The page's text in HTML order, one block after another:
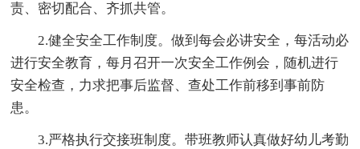
责、密切配合、齐抓共管。
2.健全安全工作制度。做到每会必讲安全，每活动必
进行安全教育，每月召开一次安全工作例会，随机进行
安全检查，力求把事后监督、查处工作前移到事前防
患。
3.严格执行交接班制度。带班教师认真做好幼儿考勤